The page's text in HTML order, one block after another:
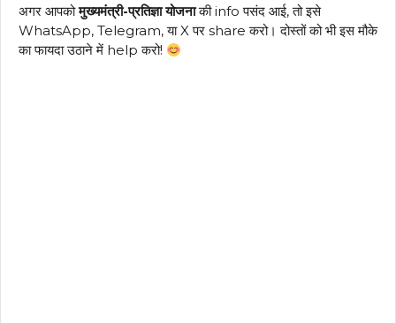
अगर आपकोमुख्यमंत्री-प्रतिज्ञा योजनाकी info पसंद आई, तो इसे
WhatsApp, Telegram, या X पर share करो। दोस्तों को भी इस मौके
का फायदा उठाने में help करो!